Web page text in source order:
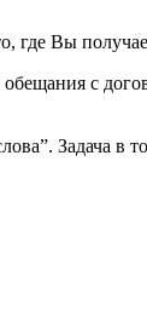
Вы
с
Задача